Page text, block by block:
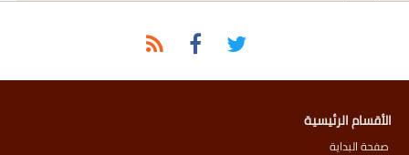
الأقسام الرئيسية
صفحة البداية